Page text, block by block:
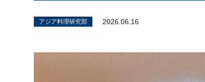
アジア料理研究部
アジア料理研究部 2026.06.16